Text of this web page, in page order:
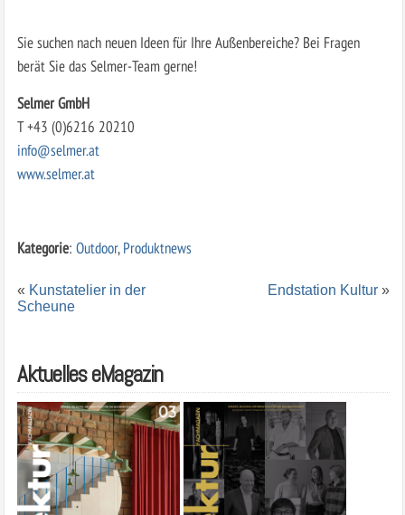
Sie suchen nach neuen Ideen für Ihre Außenbereiche? Bei Fragen
berät Sie das Selmer-Team gerne!
Selmer GmbH
T +43 (0)6216 20210
info@selmer.at
www.selmer.at
Kategorie: Outdoor,Produktnews
« Kunstatelier in der
Scheune
Endstation Kultur »
Aktuelles eMagazin